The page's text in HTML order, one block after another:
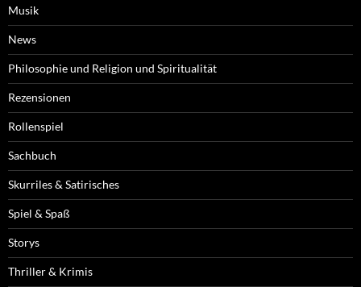
Musik
News
Philosophie und Religion und Spiritualität
Rezensionen
Rollenspiel
Sachbuch
Skurriles & Satirisches
Spiel & Spaß
Storys
Thriller & Krimis